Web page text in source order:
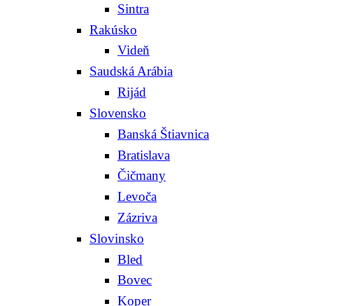
Sintra
Rakúsko
Videň
Saudská Arábia
Rijád
Slovensko
Banská Štiavnica
Bratislava
Čičmany
Levoča
Zázriva
Slovinsko
Bled
Bovec
Koper